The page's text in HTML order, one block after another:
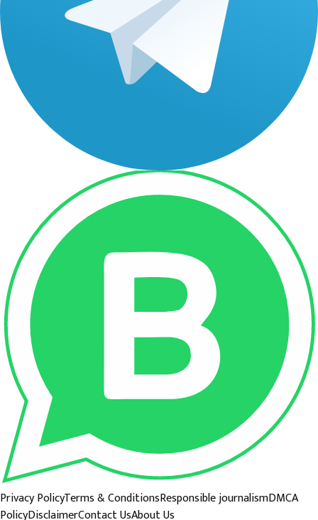
Privacy PolicyTerms & ConditionsResponsible journalismDMCA
PolicyDisclaimerContact UsAbout Us